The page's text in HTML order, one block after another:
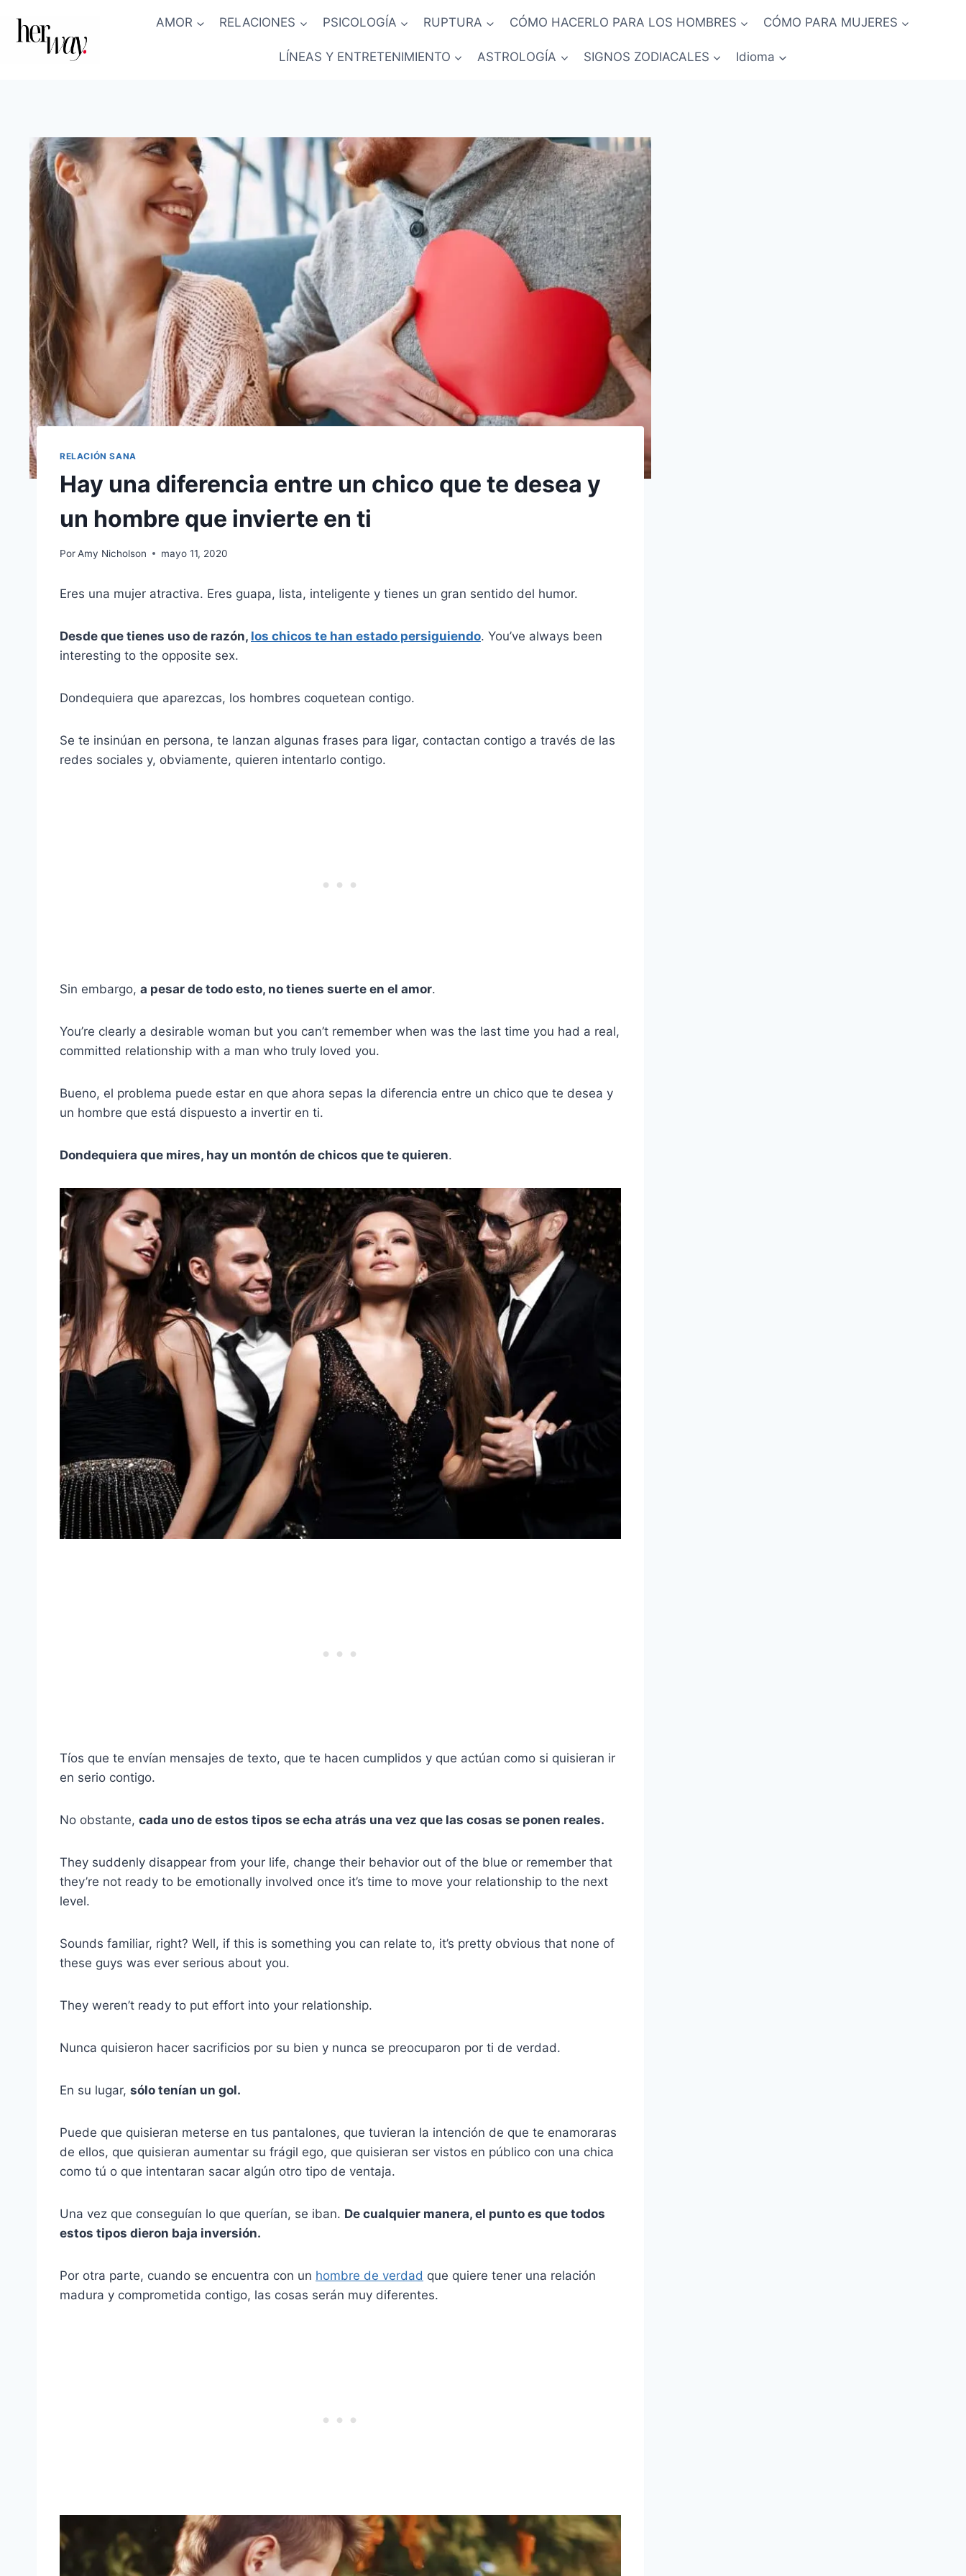
contenido
AMOR RELACIONES PSICOLOGÍA RUPTURA CÓMO HACERLO PARA LOS HOMBRES CÓMO PARA MUJERES
LÍNEAS Y ENTRETENIMIENTO ASTROLOGÍA SIGNOS ZODIACALES Idioma
RELACIÓN SANA
Hay una diferencia entre un chico que te desea y
un hombre que invierte en ti
PorAmy Nicholson mayo 11, 2020
Eres una mujer atractiva. Eres guapa, lista, inteligente y tienes un gran sentido del humor.
Desde que tienes uso de razón, los chicos te han estado persiguiendo. You’ve always been
interesting to the opposite sex.
Dondequiera que aparezcas, los hombres coquetean contigo.
Se te insinúan en persona, te lanzan algunas frases para ligar, contactan contigo a través de las
redes sociales y, obviamente, quieren intentarlo contigo.
Sin embargo, a pesar de todo esto, no tienes suerte en el amor.
You’re clearly a desirable woman but you can’t remember when was the last time you had a real,
committed relationship with a man who truly loved you.
Bueno, el problema puede estar en que ahora sepas la diferencia entre un chico que te desea y
un hombre que está dispuesto a invertir en ti.
Dondequiera que mires, hay un montón de chicos que te quieren.
Tíos que te envían mensajes de texto, que te hacen cumplidos y que actúan como si quisieran ir
en serio contigo.
No obstante, cada uno de estos tipos se echa atrás una vez que las cosas se ponen reales.
They suddenly disappear from your life, change their behavior out of the blue or remember that
they’re not ready to be emotionally involved once it’s time to move your relationship to the next
level.
Sounds familiar, right? Well, if this is something you can relate to, it’s pretty obvious that none of
these guys was ever serious about you.
They weren’t ready to put effort into your relationship.
Nunca quisieron hacer sacrificios por su bien y nunca se preocuparon por ti de verdad.
En su lugar, sólo tenían un gol.
Puede que quisieran meterse en tus pantalones, que tuvieran la intención de que te enamoraras
de ellos, que quisieran aumentar su frágil ego, que quisieran ser vistos en público con una chica
como tú o que intentaran sacar algún otro tipo de ventaja.
Una vez que conseguían lo que querían, se iban. De cualquier manera, el punto es que todos
estos tipos dieron baja inversión.
Por otra parte, cuando se encuentra con un hombre de verdad que quiere tener una relación
madura y comprometida contigo, las cosas serán muy diferentes.